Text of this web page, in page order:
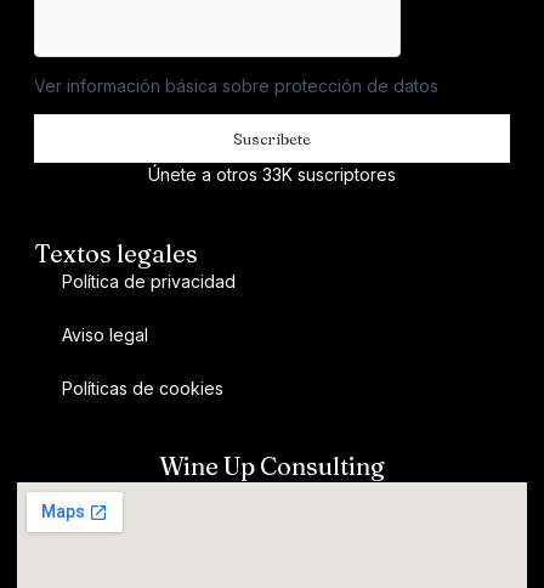
Ver información básica sobre protección de datos
Suscríbete
Únete a otros 33K suscriptores
Textos legales
Política de privacidad
Aviso legal
Políticas de cookies
Wine Up Consulting